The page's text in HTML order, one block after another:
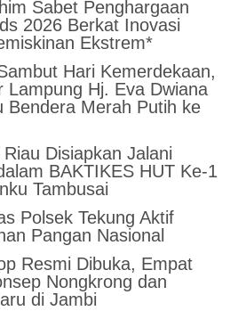
Sabet Penghargaan
2026 Berkat Inovasi
Ekstrem*
Hari Kemerdekaan,
Lampung Hj. Eva Dwiana
Bendera Merah Putih ke
Disiapkan Jalani
BAKTIKES HUT Ke-1
Tambusai
Polsek Tekung Aktif
Pangan Nasional
Resmi Dibuka, Empat
Nongkrong dan
di Jambi